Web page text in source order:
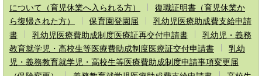
について（育児休業へ入られる方）
復職証明書（育児休業か
ら復帰された方）
保育園登園届
乳幼児医療助成費支給申請
書
乳幼児医療費助成制度医療証再交付申請書
乳幼児・義務
教育就学児・高校生等医療費助成制度医療証交付申請書
乳幼
児・義務教育就学児・高校生等医療費助成制度申請事項変更届